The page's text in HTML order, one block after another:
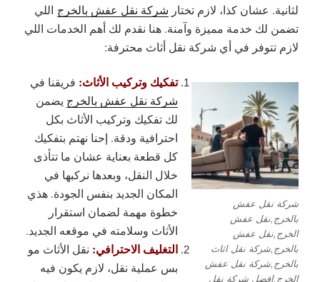
لثانية. عشان كذا، لازم تختار شركة نقل عفش بالخرج اللي
تضمن لك خدمة مميزة وآمنة. هنا نقدم لك أهم الخدمات اللي
لازم تتوفر في أي شركة نقل أثاث محترفة:
شركة نقل عفش
بالخرج,نقل عفش
الخرج,نقل عفش
بالخرج,شركة نقل اثاث
بالخرج,شركة نقل عفش
الخرج,افضل شركة نقل
تفكيك وتركيب الأثاث: فريقنا في
شركة نقل عفش بالخرج يضمن
لك تفكيك وتركيب الأثاث بكل
احترافية ودقة. إحنا نهتم بتفكيك
كل قطعة بعناية عشان ما تتأذى
خلال النقل، وبعدها نركبها في
المكان الجديد بنفس الجودة. هذي
خطوة مهمة لضمان استقرار
الأثاث وسلامته في موقعه الجديد.
التغليف الاحترافي: نقل الأثاث مو
بس عملية نقل، لازم يكون فيه